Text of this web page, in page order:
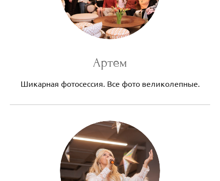
Артем
Шикарная фотосессия. Все фото великолепные.